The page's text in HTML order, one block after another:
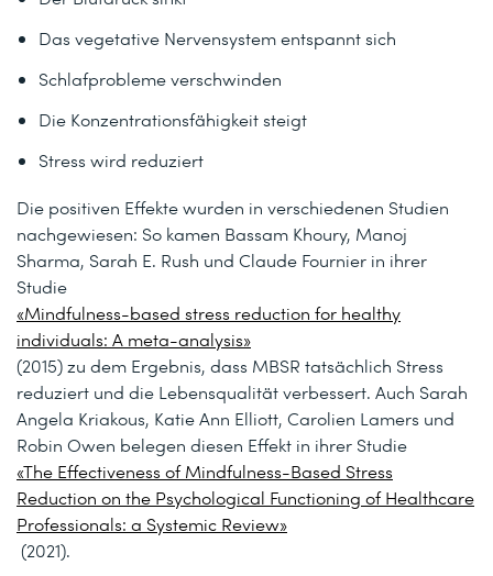
Das vegetative Nervensystem entspannt sich
Schlafprobleme verschwinden
Die Konzentrationsfähigkeit steigt
Stress wird reduziert
Die positiven Effekte wurden in verschiedenen Studien
nachgewiesen: So kamen Bassam Khoury, Manoj
Sharma, Sarah E. Rush und Claude Fournier in ihrer
Studie
«Mindfulness-based stress reduction for healthy
individuals: A meta-analysis»
(2015) zu dem Ergebnis, dass MBSR tatsächlich Stress
reduziert und die Lebensqualität verbessert. Auch Sarah
Angela Kriakous, Katie Ann Elliott, Carolien Lamers und
Robin Owen belegen diesen Effekt in ihrer Studie
«The Effectiveness of Mindfulness-Based Stress
Reduction on the Psychological Functioning of Healthcare
Professionals: a Systemic Review»
(2021).